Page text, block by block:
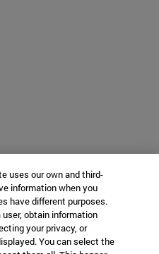
uses our own and third-
information when you
have different purposes.
obtain information
your privacy, or
You can select the